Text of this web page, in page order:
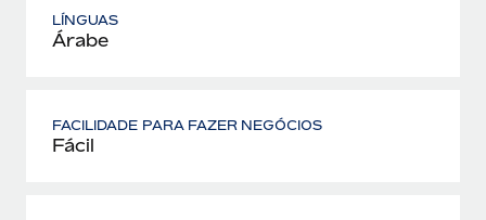
LÍNGUAS
Árabe
FACILIDADE PARA FAZER NEGÓCIOS
Fácil